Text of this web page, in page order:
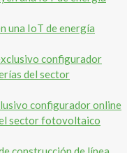
una IoT de energía
configurador online
sector fotovoltaico